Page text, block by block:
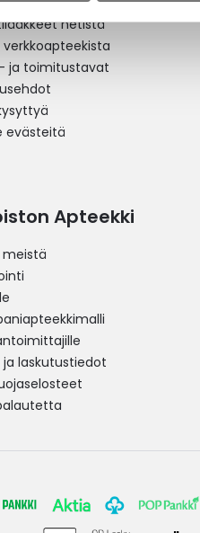
netistä
verkkoapteekista
ja toimitustavat
evästeitä
Apteekki
laskutustiedot